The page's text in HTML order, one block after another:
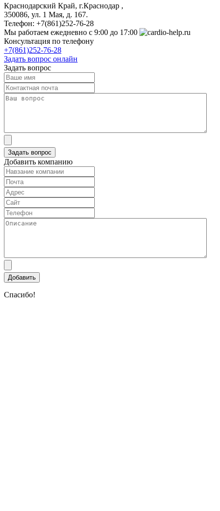
Краснодарский Край, г.Краснодар ,
350086, ул. 1 Мая, д. 167.
Телефон: +7(861)252-76-28
Мы работаем ежедневно с 9:00 до 17:00
Консультация по телефону
+7(861)252-76-28
Задать вопрос онлайн
Задать вопрос
Добавить компанию
Спасибо!